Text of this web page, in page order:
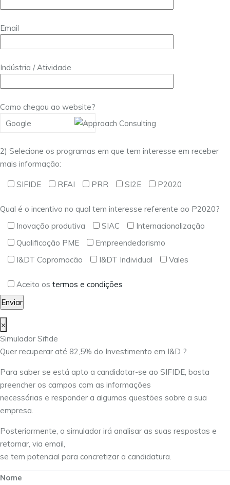
Email
Indústria / Atividade
Como chegou ao website?
2) Selecione os programas em que tem interesse em receber
mais informação:
SIFIDE RFAI PRR SI2E P2020
Qual é o incentivo no qual tem interesse referente ao P2020?
Inovação produtiva
SIAC
Internacionalização
Qualificação PME
Empreendedorismo
I&DT Copromocão
I&DT Individual Vales
Aceito os termos e condições
×
Simulador Sifide
Quer recuperar até 82,5% do Investimento em I&D ?
Para saber se está apto a candidatar-se ao SIFIDE, basta
preencher os campos com as informações
necessárias e responder a algumas questões sobre a sua
empresa.
Posteriormente, o simulador irá analisar as suas respostas e
retornar, via email,
se tem potencial para concretizar a candidatura.
Nome